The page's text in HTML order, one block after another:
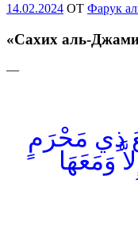
Опубликовано
14.02.2024 OT Фарук
«Сахих аль-
—
ذِي مَحْرَمٍ
وَمَعَهَا